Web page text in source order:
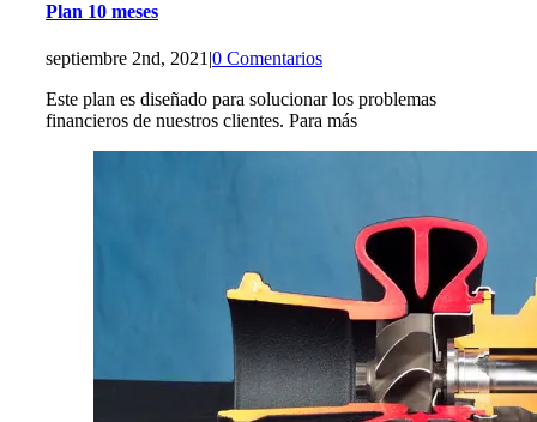
Plan 10 meses
septiembre 2nd, 2021 |0 Comentarios
Este plan es diseñado para solucionar los problemas
financieros de nuestros clientes. Para más